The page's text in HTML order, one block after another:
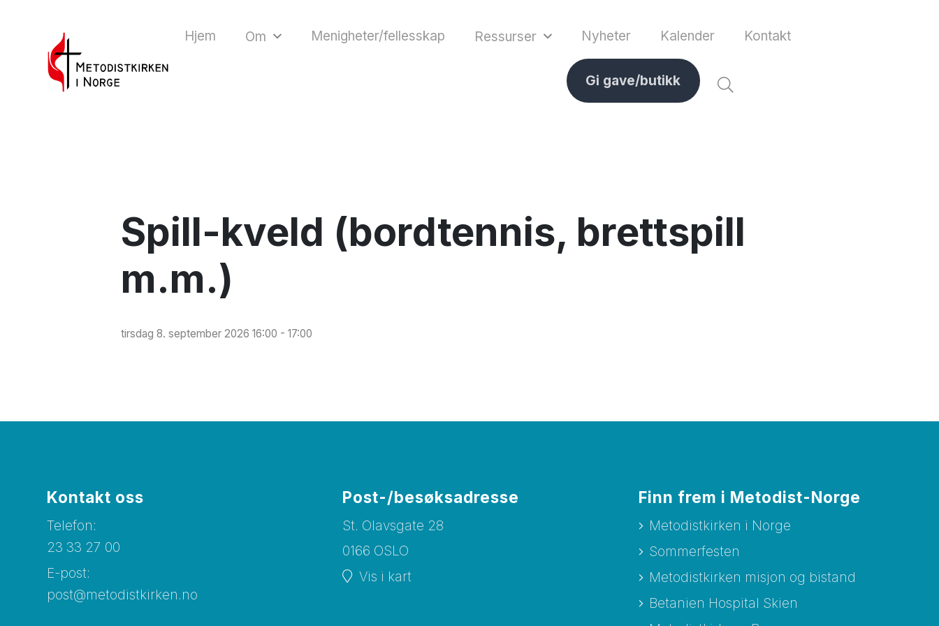
Hjem Om Menigheter/fellesskap Ressurser Nyheter Kalender Kontakt
Gi gave/butikk
Spill-kveld (bordtennis, brettspill
m.m.)
tirsdag 8. september 2026 16:00 - 17:00
Kontakt oss
Telefon:
23 33 27 00
E-post:
post@metodistkirken.no
Post-/besøksadresse
St. Olavsgate 28
0166 OSLO
Vis i kart
Finn frem i Metodist-Norge
Metodistkirken i Norge
Sommerfesten
Metodistkirken misjon og bistand
Betanien Hospital Skien